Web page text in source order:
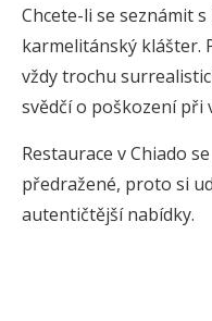
Chcete-li se seznámit
karmelitánský klášter.
vždy trochu
svědčí o poškození při
Restaurace v Chiado
předražené, proto si
autentičtější nabídky.